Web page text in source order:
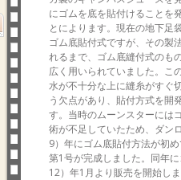
にゴムを底を貼付けることを
とによります。現在の地下足
ゴム底貼付式ですが、その製
れるまで、ゴム底縫付式のも
広く用いられていました。こ
水が不十分な上に縫糸がすぐ
う欠点があり、貼付方式を開
す。当時のムーンスターには
術が不足していたため、ダン
9）年にゴム底貼付方法が初
第1号が完成しました。同年
12）年1月より販売を開始し